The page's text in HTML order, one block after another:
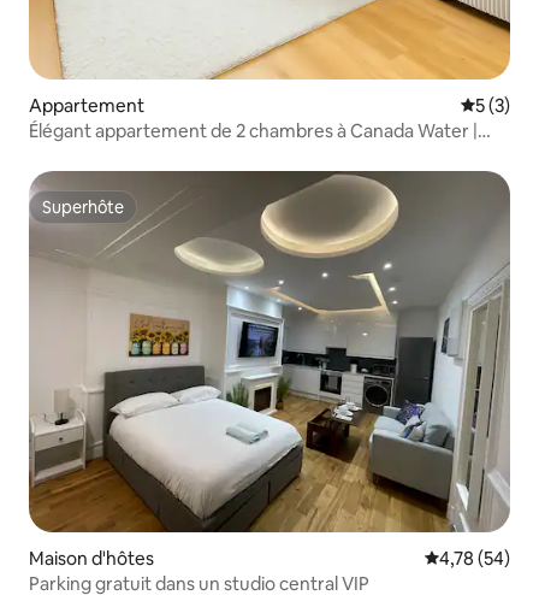
Appartement
5 (3)
Élégant appartement de 2 chambres à Canada Water |
Superhôte
Superhôte
Maison d'hôtes Évaluation
4,78 (54)
Parking gratuit dans un studio central VIP